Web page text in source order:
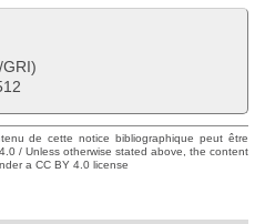
GRI)
de cette notice bibliographique peut être
/ Unless otherwise stated above, the content
a CC BY 4.0 license